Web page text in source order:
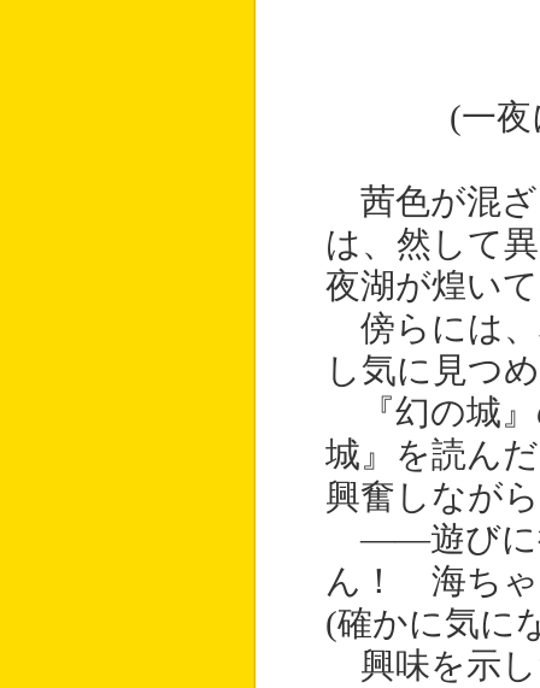
(一
茜色が混ざ
は、然して
夜湖が煌い
傍らには、
し気に見つ
『幻の城』
城』を読ん
興奮しなが
――遊びに
ん！ 海ち
(確かに気に
興味を示し